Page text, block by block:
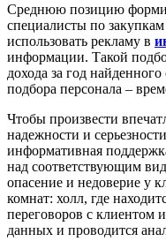
Среднюю позицию
специалисты по
использовать рекламу в
информации. Такой
дохода за год
подбора персонала –
Чтобы произвести
надежности и
информативная
над соответствующим
опасение и недоверие у
комнат: холл, где
переговоров с клиентом
данных и проводится